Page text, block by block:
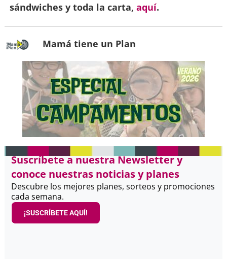
sándwiches y toda la carta, aquí.
Mamá tiene un Plan
Suscríbete a nuestra Newsletter y
conoce nuestras noticias y planes
Descubre los mejores planes, sorteos y promociones
cada semana.
¡SUSCRÍBETE AQUÍ!